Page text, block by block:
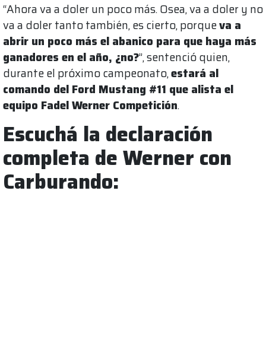
“Ahora va a doler un poco más. Osea, va a doler y no
va a doler tanto también, es cierto, porqueva a
abrir un poco más el abanico para que haya más
ganadores en el año, ¿no?”, sentenció quien,
durante el próximo campeonato,estará al
comando del Ford Mustang #11 que alista el
equipo Fadel Werner Competición.
Escuchá la declaración
completa de Werner con
Carburando: